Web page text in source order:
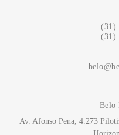
(31)
(31)
Belo
Av. Afonso Pena, 4.273